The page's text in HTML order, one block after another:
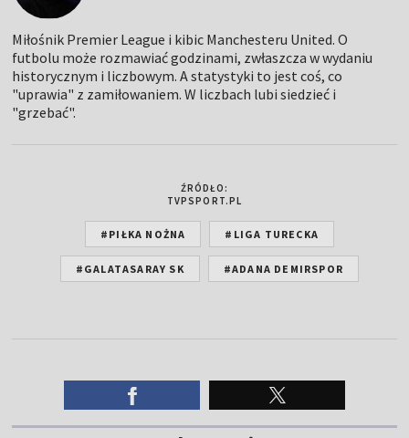
Miłośnik Premier League i kibic Manchesteru United. O
futbolu może rozmawiać godzinami, zwłaszcza w wydaniu
historycznym i liczbowym. A statystyki to jest coś, co
"uprawia" z zamiłowaniem. W liczbach lubi siedzieć i
"grzebać".
ŹRÓDŁO:
TVPSPORT.PL
#PIŁKA NOŻNA #LIGA TURECKA
#GALATASARAY SK #ADANA DEMIRSPOR